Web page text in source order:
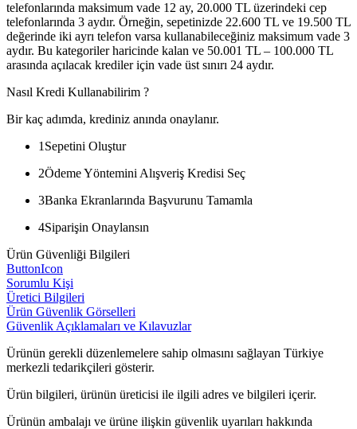
telefonlarında maksimum vade 12 ay, 20.000 TL üzerindeki cep
telefonlarında 3 aydır. Örneğin, sepetinizde 22.600 TL ve 19.500 TL
değerinde iki ayrı telefon varsa kullanabileceğiniz maksimum vade 3
aydır. Bu kategoriler haricinde kalan ve 50.001 TL – 100.000 TL
arasında açılacak krediler için vade üst sınırı 24 aydır.
Nasıl Kredi Kullanabilirim ?
Bir kaç adımda, krediniz anında onaylanır.
1 Sepetini Oluştur
2Ödeme Yöntemini Alışveriş Kredisi Seç
3Banka Ekranlarında Başvurunu Tamamla
4Siparişin Onaylansın
Ürün Güvenliği Bilgileri
ButtonIcon
Sorumlu Kişi
Üretici Bilgileri
Ürün Güvenlik Görselleri
Güvenlik Açıklamaları ve Kılavuzlar
Ürünün gerekli düzenlemelere sahip olmasını sağlayan Türkiye
merkezli tedarikçileri gösterir.
Ürün bilgileri, ürünün üreticisi ile ilgili adres ve bilgileri içerir.
Ürünün ambalajı ve ürüne ilişkin güvenlik uyarıları hakkında